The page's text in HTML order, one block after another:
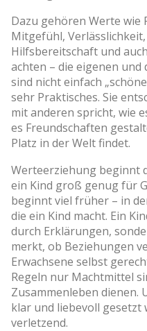
Dazu gehören Werte wie
Mitgefühl,
Hilfsbereitschaft und
achten – die eigenen und
sind nicht einfach
sehr Praktisches. Sie
mit anderen spricht, wie
es Freundschaften
Platz in der Welt findet.
Werteerziehung beginnt
ein Kind groß genug für
beginnt viel früher – in
die ein Kind macht. Ein
durch Erklärungen,
merkt, ob Beziehungen
Erwachsene selbst
Regeln nur Machtmittel
Zusammenleben dienen.
klar und liebevoll gesetzt
verletzend.